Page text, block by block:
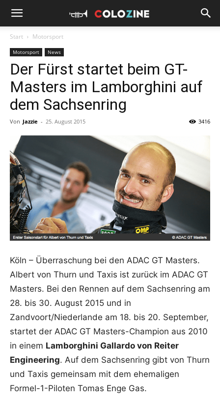
Start Motorsport
Motorsport News
Der Fürst startet beim GT-
Masters im Lamborghini auf
dem Sachsenring
Von Jazzie - 25. August 2015 3416
Köln – Überraschung bei den ADAC GT Masters.
Albert von Thurn und Taxis ist zurück im ADAC GT
Masters. Bei den Rennen auf dem Sachsenring am
28. bis 30. August 2015 und in
Zandvoort/Niederlande am 18. bis 20. September,
startet der ADAC GT Masters-Champion aus 2010
in einem Lamborghini Gallardo von Reiter
Engineering. Auf dem Sachsenring gibt von Thurn
und Taxis gemeinsam mit dem ehemaligen
Formel-1-Piloten Tomas Enge Gas.